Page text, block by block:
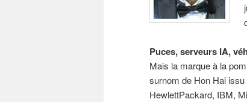
Puces, serveurs IA,
Mais la marque à la
surnom de Hon Hai
HewlettPackard, IBM,